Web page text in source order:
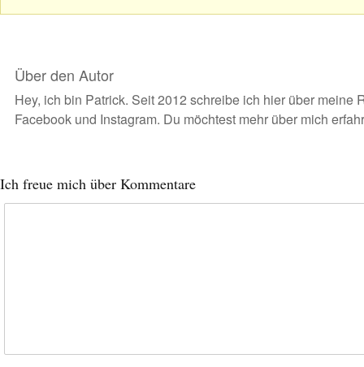
Über den Autor
Hey, ich bin Patrick. Seit 2012 schreibe ich hier über meine
Facebook und Instagram. Du möchtest mehr über mich
Ich freue mich über Kommentare